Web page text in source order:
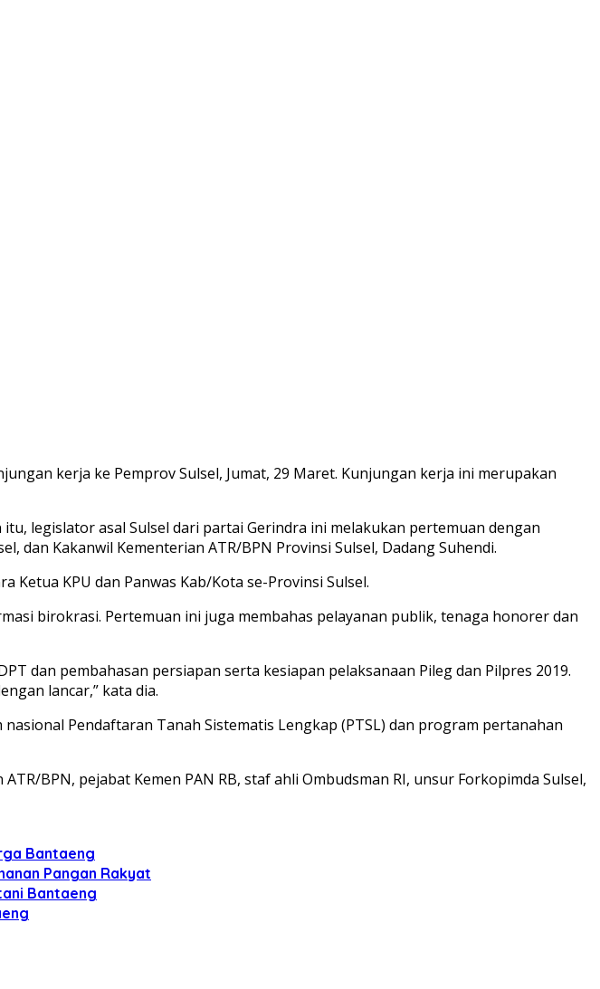
kerja ke Pemprov Sulsel, Jumat, 29 Maret. Kunjungan kerja ini merupakan
legislator asal Sulsel dari partai Gerindra ini melakukan pertemuan dengan
dan Kakanwil Kementerian ATR/BPN Provinsi Sulsel, Dadang Suhendi.
Ketua KPU dan Panwas Kab/Kota se-Provinsi Sulsel.
birokrasi. Pertemuan ini juga membahas pelayanan publik, tenaga honorer dan
dan pembahasan persiapan serta kesiapan pelaksanaan Pileg dan Pilpres 2019.
lancar,” kata dia.
Pendaftaran Tanah Sistematis Lengkap (PTSL) dan program pertanahan
BPN, pejabat Kemen PAN RB, staf ahli Ombudsman RI, unsur Forkopimda Sulsel,
Bantaeng
Pangan Rakyat
Bantaeng